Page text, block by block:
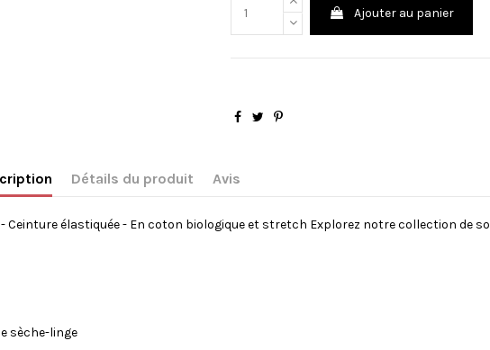
Ajouter au panier
Détails du produit Avis
Ceinture élastiquée - En coton biologique et stretch Explorez notre collection de
sèche-linge